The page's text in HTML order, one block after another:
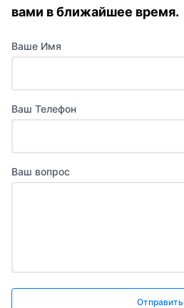
вами в ближайшее время.
Ваше Имя
Ваш Телефон
Ваш вопрос
Отправить